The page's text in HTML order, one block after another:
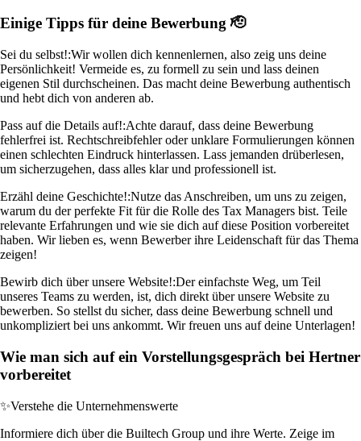
Einige Tipps für deine Bewerbung 🫡
Sei du selbst!:Wir wollen dich kennenlernen, also zeig uns deine
Persönlichkeit! Vermeide es, zu formell zu sein und lass deinen
eigenen Stil durchscheinen. Das macht deine Bewerbung authentisch
und hebt dich von anderen ab.
Pass auf die Details auf!:Achte darauf, dass deine Bewerbung
fehlerfrei ist. Rechtschreibfehler oder unklare Formulierungen können
einen schlechten Eindruck hinterlassen. Lass jemanden drüberlesen,
um sicherzugehen, dass alles klar und professionell ist.
Erzähl deine Geschichte!:Nutze das Anschreiben, um uns zu zeigen,
warum du der perfekte Fit für die Rolle des Tax Managers bist. Teile
relevante Erfahrungen und wie sie dich auf diese Position vorbereitet
haben. Wir lieben es, wenn Bewerber ihre Leidenschaft für das Thema
zeigen!
Bewirb dich über unsere Website!:Der einfachste Weg, um Teil
unseres Teams zu werden, ist, dich direkt über unsere Website zu
bewerben. So stellst du sicher, dass deine Bewerbung schnell und
unkompliziert bei uns ankommt. Wir freuen uns auf deine Unterlagen!
Wie man sich auf ein Vorstellungsgespräch bei Hertner
vorbereitet
✨Verstehe die Unternehmenswerte
Informiere dich über die Builtech Group und ihre Werte. Zeige im